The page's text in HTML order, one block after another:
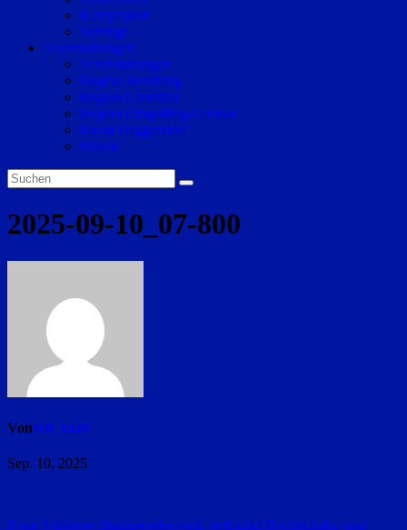
Kampfsport
Sonstige
Veranstaltungen
Veranstaltungen
Region Straubing
Region Landshut
Region Dingolfing-Landau
Raum Deggendorf
Bluval
2025-09-10_07-800
Vonred_ra24
Sep. 10, 2025
Neue Jobbörse: Studierendenwerk verbindet Hochschulen und